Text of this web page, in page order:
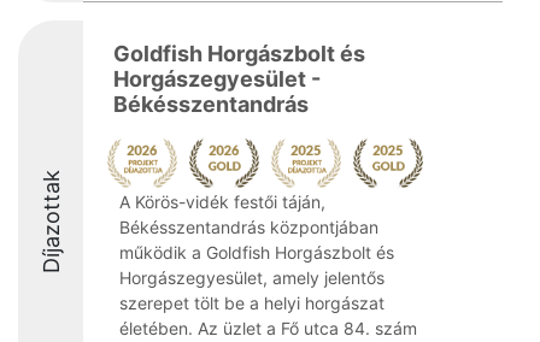
Díjazottak
Goldfish Horgászbolt és
Horgászegyesület -
Békésszentandrás
A Körös-vidék festői táján,
Békésszentandrás központjában
működik a Goldfish Horgászbolt és
Horgászegyesület, amely jelentős
szerepet tölt be a helyi horgászat
életében. Az üzlet a Fő utca 84. szám